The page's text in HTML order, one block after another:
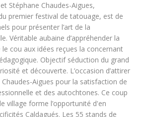
Stéphane Chaudes-Aigues,
premier festival de tatouage, est de
pour présenter l’art de la
Véritable aubaine d’appréhender la
cou aux idées reçues la concernant
Objectif séduction du grand
et découverte. L’occasion d’attirer
Aigues pour la satisfaction de
et des autochtones. Ce coup
village forme l’opportunité d'en
Caldagués. Les 55 stands de